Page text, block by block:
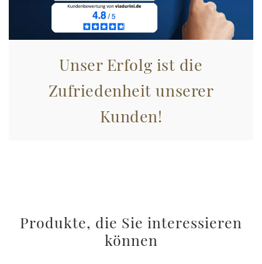
Unser Erfolg ist die
Zufriedenheit unserer
Kunden!
Produkte, die Sie interessieren
können